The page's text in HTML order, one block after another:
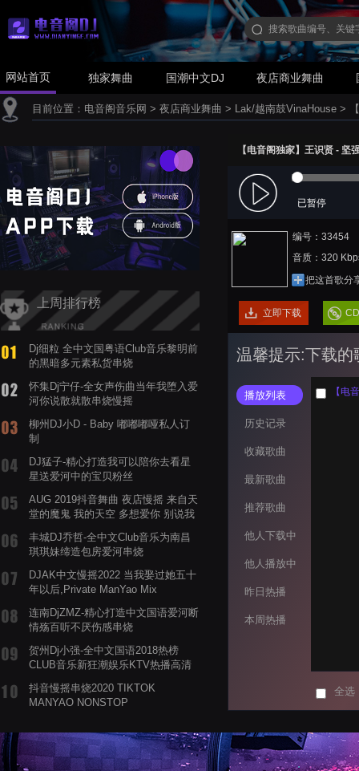
网站首页 独家舞曲 国潮中文DJ 夜店商业舞曲
目前位置： 电音阁音乐网 > 夜店商业舞曲 > Lak/越南鼓VinaHouse >
上周排行榜
Dj细粒 全中文国粤语Club音乐黎明前
的黑暗多元素私货串烧
怀集Dj宁仔-全女声伤曲当年我堕入爱
河你说散就散串烧慢摇
柳州DJ小D - Baby 嘟嘟嘟哑私人订
制
DJ猛子-精心打造我可以陪你去看星
星送爱河中的宝贝粉丝
AUG 2019抖音舞曲 夜店慢摇 来自天
堂的魔鬼 我的天空 多想爱你 别说我
丰城DJ乔哲-全中文Club音乐为南昌
琪琪妹缔造包房爱河串烧
DJAK中文慢摇2022 当我娶过她五十
年以后,Private ManYao Mix
连南DjZMZ-精心打造中文国语爱河断
情殇百听不厌伤感串烧
贺州Dj小强-全中文国语2018热榜
CLUB音乐新狂潮娱乐KTV热播高清
抖音慢摇串烧2020 TIKTOK
MANYAO NONSTOP
蝉爸爸妈妈爱存在夏天的风是想你的
声音啊
【电音阁独家】王识贤 -
已暂停
编号：33454
音质：320
把这首歌分
立即下载
温馨提示:下载的
播放列表
历史记录
收藏歌曲
最新歌曲
推荐歌曲
他人下载中
他人播放中
昨日热播
本周热播
【电
全选